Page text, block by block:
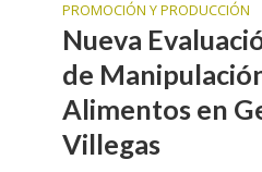
PROMOCIÓN Y PRODUCCIÓN
Nueva
de
Alimentos en
Villegas